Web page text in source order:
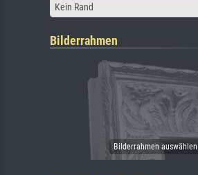
Kein Rand
Bilderrahmen